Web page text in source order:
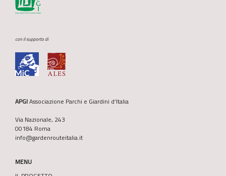
con il supporto di
APGIAssociazione Parchi e Giardini d’Italia
Via Nazionale, 243
00184 Roma
info@gardenrouteitalia.it
MENU